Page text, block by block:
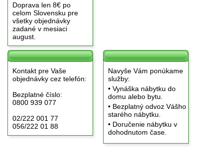
Doprava len 8€ po
celom Slovensku pre
všetky objednávky
zadané v mesiaci
august.
Kontakt pre Vaše
objednávky cez telefón:
Bezplatné číslo:
0800 939 077
02/222 001 77
056/222 01 88
Navyše Vám ponúkame
služby:
• Vynáška nábytku do
domu alebo bytu.
• Bezplatný odvoz Vášho
starého nábytku.
• Doručenie nábytku v
dohodnutom čase.